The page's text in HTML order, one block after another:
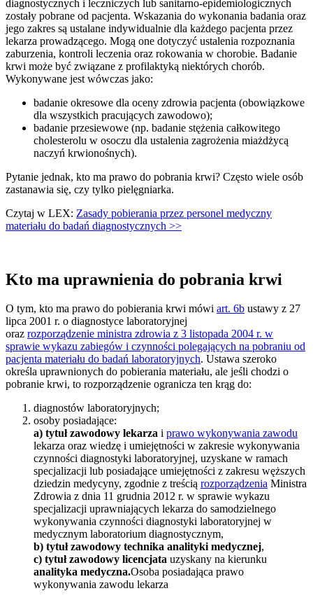
diagnostycznych i leczniczych lub sanitarno-epidemiologicznych
zostały pobrane od pacjenta. Wskazania do wykonania badania oraz
jego zakres są ustalane indywidualnie dla każdego pacjenta przez
lekarza prowadzącego. Mogą one dotyczyć ustalenia rozpoznania
zaburzenia, kontroli leczenia oraz rokowania w chorobie. Badanie
krwi może być związane z profilaktyką niektórych chorób.
Wykonywane jest wówczas jako:
badanie okresowe dla oceny zdrowia pacjenta (obowiązkowe
dla wszystkich pracujących zawodowo);
badanie przesiewowe (np. badanie stężenia całkowitego
cholesterolu w osoczu dla ustalenia zagrożenia miażdżycą
naczyń krwionośnych).
Pytanie jednak, kto ma prawo do pobrania krwi? Często wiele osób
zastanawia się, czy tylko pielęgniarka.
Czytaj w LEX: Zasady pobierania przez personel medyczny
materiału do badań diagnostycznych >>
Kto ma uprawnienia do pobrania krwi
O tym, kto ma prawo do pobierania krwi mówi art. 6b ustawy z 27
lipca 2001 r. o diagnostyce laboratoryjnej
oraz rozporządzenie ministra zdrowia z 3 listopada 2004 r. w
sprawie wykazu zabiegów i czynności polegających na pobraniu od
pacjenta materiału do badań laboratoryjnych. Ustawa szeroko
określa uprawnionych do pobierania materiału, ale jeśli chodzi o
pobranie krwi, to rozporządzenie ogranicza ten krąg do:
diagnostów laboratoryjnych;
osoby posiadające:
a) tytuł zawodowy lekarza i prawo wykonywania zawodu
lekarza oraz wiedzę i umiejętności w zakresie wykonywania
czynności diagnostyki laboratoryjnej, uzyskane w ramach
specjalizacji lub posiadające umiejętności z zakresu węższych
dziedzin medycyny, zgodnie z treścią rozporządzenia Ministra
Zdrowia z dnia 11 grudnia 2012 r. w sprawie wykazu
specjalizacji uprawniających lekarza do samodzielnego
wykonywania czynności diagnostyki laboratoryjnej w
medycznym laboratorium diagnostycznym,
b) tytuł zawodowy technika analityki medycznej,
c) tytuł zawodowy licencjata uzyskany na kierunku
analityka medyczna.Osoba posiadająca prawo
wykonywania zawodu lekarza